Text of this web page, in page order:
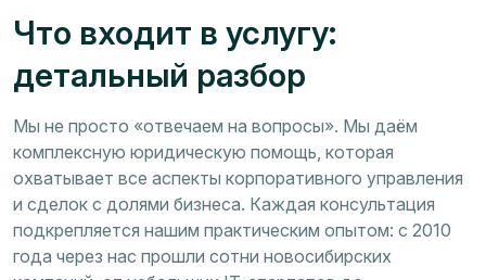
Что входит в услугу:
детальный разбор
Мы не просто «отвечаем на вопросы». Мы даём
комплексную юридическую помощь, которая
охватывает все аспекты корпоративного управления
и сделок с долями бизнеса. Каждая консультация
подкрепляется нашим практическим опытом: с 2010
года через нас прошли сотни новосибирских